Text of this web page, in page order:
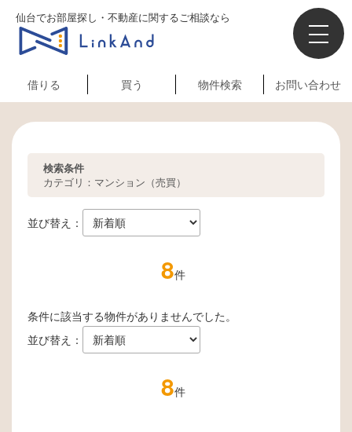
仙台でお部屋探し・不動産に関するご相談なら
借りる 買う 物件検索 お問い合わせ
検索条件
カテゴリ：マンション（売買）
並び替え：
8件
条件に該当する物件がありませんでした。
並び替え：
8件